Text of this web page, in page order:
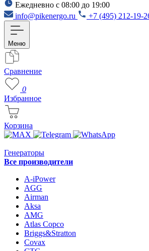
Ежедневно с 08:00 до 19:00
info@pikenergo.ru
+7 (495) 212-19-
Меню
Сравнение
0
Избранное
Корзина
Генераторы
Все производители
A-iPower
AGG
Airman
Aksa
AMG
Atlas Copco
Briggs&Stratton
Covax